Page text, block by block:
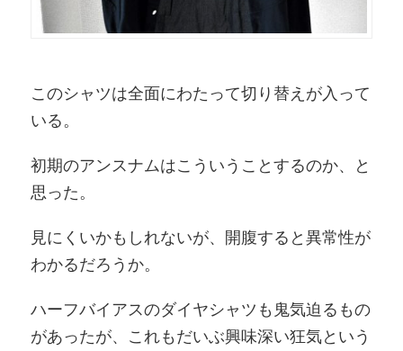
このシャツは全面にわたって切り替えが入って
いる。
初期のアンスナムはこういうことするのか、と
思った。
見にくいかもしれないが、開腹すると異常性が
わかるだろうか。
ハーフバイアスのダイヤシャツも鬼気迫るもの
があったが、これもだいぶ興味深い狂気という